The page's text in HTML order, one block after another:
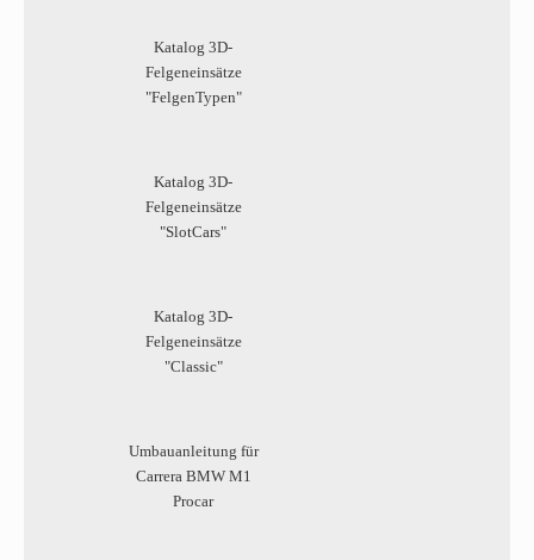
Katalog 3D-
Felgeneinsätze
"FelgenTypen"
Katalog 3D-
Felgeneinsätze
"SlotCars"
Katalog 3D-
Felgeneinsätze
"Classic"
Umbauanleitung für
Carrera BMW M1
Procar